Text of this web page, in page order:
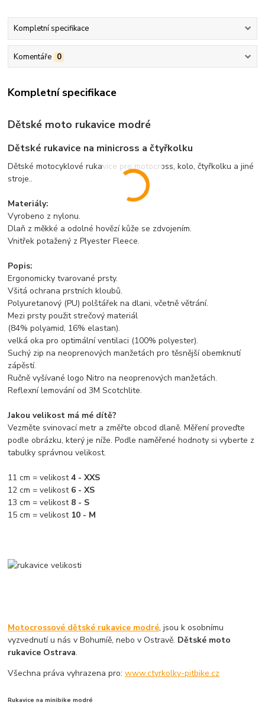
Kompletní specifikace
Komentáře 0
Kompletní specifikace
Dětské moto rukavice modré
Dětské rukavice na minicross a čtyřkolku
Dětské motocyklové rukavice pro motocross, kolo, čtyřkolku a jiné
stroje..
Materiály:
Vyrobeno z nylonu.
Dlaň z měkké a odolné hovězí kůže se zdvojením.
Vnitřek potažený z Plyester Fleece.
Popis:
Ergonomicky tvarované prsty.
Všitá ochrana prstních kloubů.
Polyuretanový (PU) polštářek na dlani, včetně větrání.
Mezi prsty použit strečový materiál
(84% polyamid, 16% elastan).
velká oka pro optimální ventilaci (100% polyester).
Suchý zip na neoprenových manžetách pro těsnější obemknutí
zápěstí.
Ručně vyšívané logo Nitro na neoprenových manžetách.
Reflexní lemování od 3M Scotchlite.
Jakou velikost má mé dítě?
Vezměte svinovací metr a změřte obcod dlaně. Měření proveďte
podle obrázku, který je níže. Podle naměřené hodnoty si vyberte z
tabulky správnou velikost.
11 cm = velikost4 - XXS
12 cm = velikost 6 - XS
13 cm = velikost 8 - S
15 cm = velikost 10 - M
Motocrossové dětské rukavice modré, jsou k osobnímu
vyzvednutí u nás v Bohumíě, nebo v Ostravě. Dětské moto
rukavice Ostrava.
Všechna práva vyhrazena pro:www.ctyrkolky-pitbike.cz
Rukavice na minibike modré